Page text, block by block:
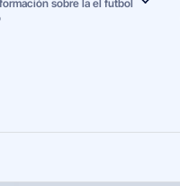
sobre la el futbol